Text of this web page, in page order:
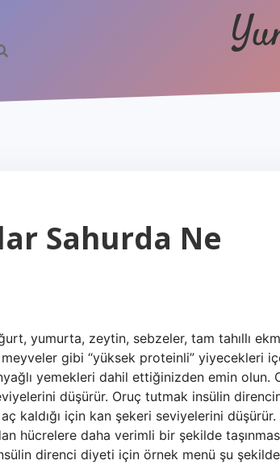
Sahurda Ne
yumurta, zeytin, sebzeler, tam tahıllı
gibi “yüksek proteinli” yiyecekleri
yemekleri dahil ettiğinizden emin olun.
düşürür. Oruç tutmak insülin
kaldığı için kan şekeri seviyelerini düşürür.
hücrelere daha verimli bir şekilde
direnci diyeti için örnek menü şu